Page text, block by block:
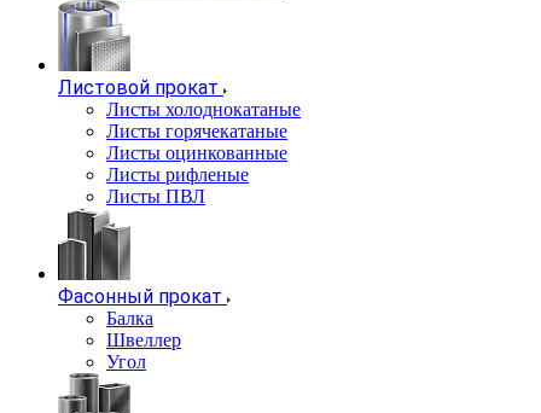
Листовой прокат
Листы холоднокатаные
Листы горячекатаные
Листы оцинкованные
Листы рифленые
Листы ПВЛ
Фасонный прокат
Балка
Швеллер
Угол